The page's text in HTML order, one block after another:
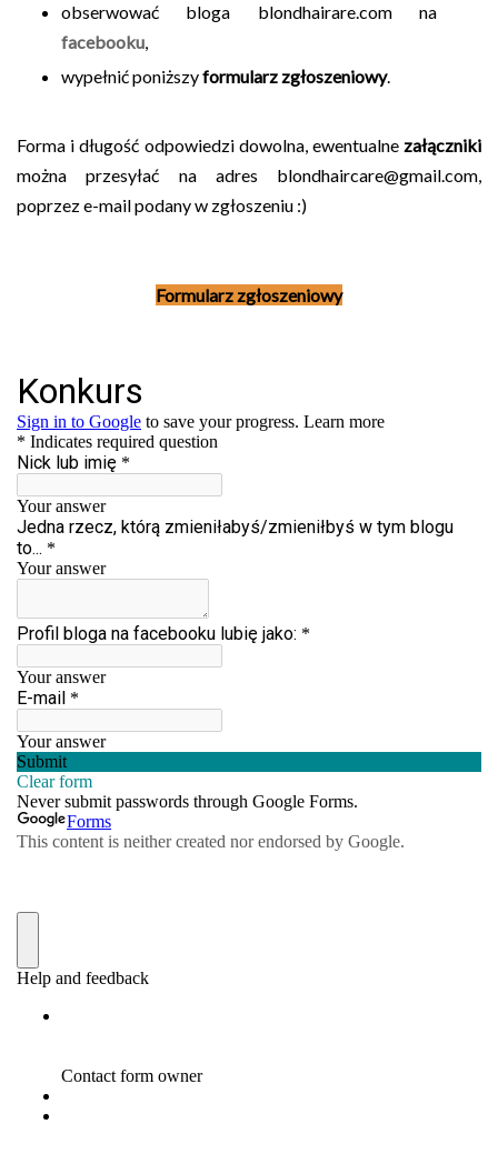
obserwować bloga blondhairare.com na
facebooku,
wypełnić poniższyformularz zgłoszeniowy.
Forma i długość odpowiedzi dowolna, ewentualne załączniki
można przesyłać na adres blondhaircare@gmail.com,
poprzez e-mail podany w zgłoszeniu :)
Formularz zgłoszeniowy